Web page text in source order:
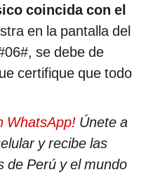
coincida con el
en la pantalla del
se debe de
certifique que todo
WhatsApp! Únete a
y recibe las
de Perú y el mundo